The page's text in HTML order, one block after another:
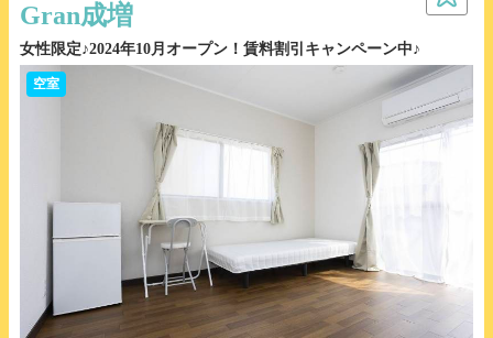
Gran成増
女性限定♪2024年10月オープン！賃料割引キャンペーン中♪
空室